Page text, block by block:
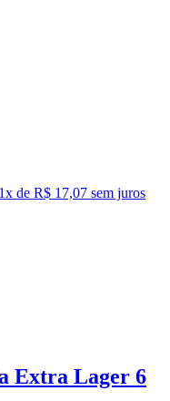
1x de R$ 17,07 sem juros
Extra Lager 6